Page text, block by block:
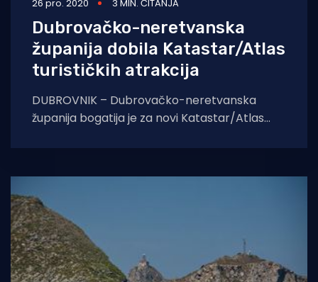
26 pro. 2020 3 MIN. ČITANJA
Dubrovačko-neretvanska
županija dobila Katastar/Atlas
turističkih atrakcija
DUBROVNIK – Dubrovačko-neretvanska
županija bogatija je za novi Katastar/Atlas
‘Ruralna poučna, kulturno-